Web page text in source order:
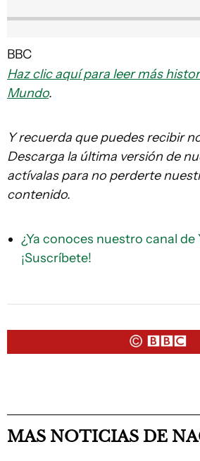
BBC
Haz clic aquí para leer más
Mundo.
Y recuerda que puedes recibir
Descarga la última versión de
actívalas para no perderte
contenido.
¿Ya conoces nuestro canal de
¡Suscríbete!
MAS NOTICIAS DE